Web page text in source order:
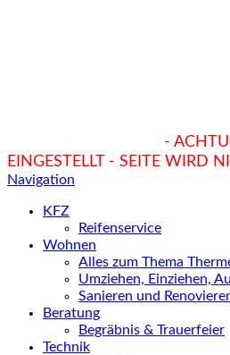
-
EINGESTELLT - SEITE WIRD
Navigation
KFZ
Reifenservice
Wohnen
Alles zum Thema
Umziehen, Einziehen,
Sanieren und
Beratung
Begräbnis & Trauerfeier
Technik